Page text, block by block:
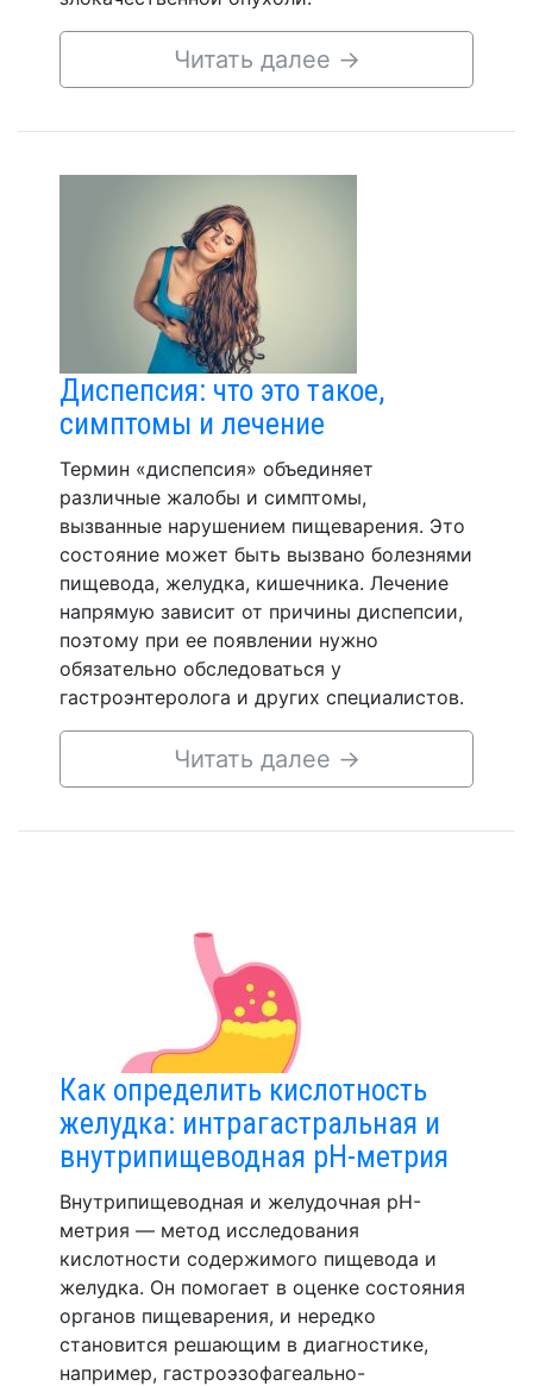
Читать далее →
Диспепсия: что это такое,
симптомы и лечение
Термин «диспепсия» объединяет
различные жалобы и симптомы,
вызванные нарушением пищеварения. Это
состояние может быть вызвано болезнями
пищевода, желудка, кишечника. Лечение
напрямую зависит от причины диспепсии,
поэтому при ее появлении нужно
обязательно обследоваться у
гастроэнтеролога и других специалистов.
Читать далее →
Как определить кислотность
желудка: интрагастральная и
внутрипищеводная рН-метрия
Внутрипищеводная и желудочная pH-
метрия — метод исследования
кислотности содержимого пищевода и
желудка. Он помогает в оценке состояния
органов пищеварения, и нередко
становится решающим в диагностике,
например, гастроэзофагеально-